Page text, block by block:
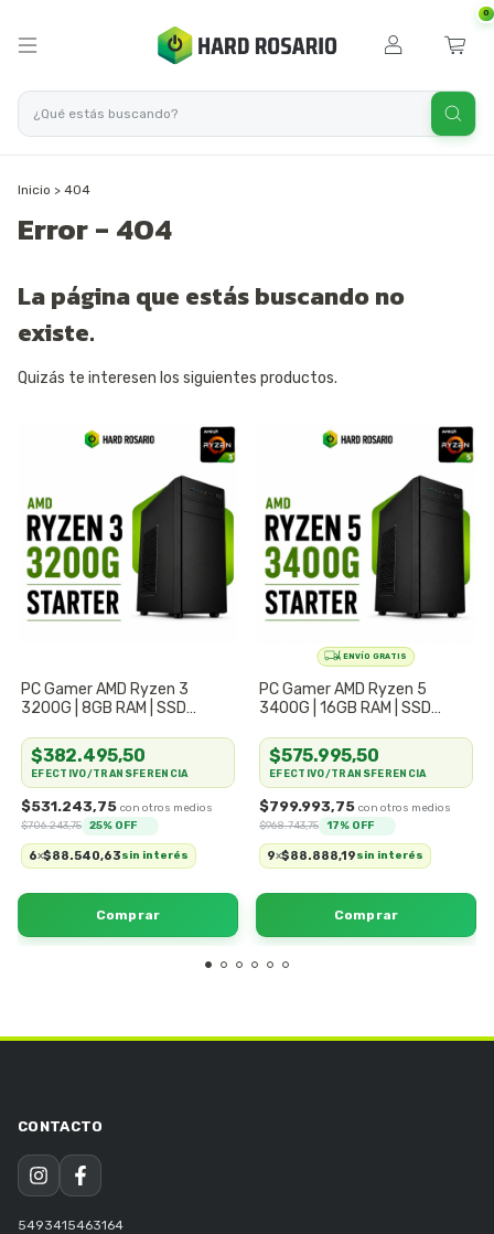
0
Inicio > 404
Error - 404
La página que estás buscando no
existe.
Quizás te interesen los siguientes productos.
PC Gamer AMD Ryzen 3
3200G | 8GB RAM | SSD
$531.243,75
$706.243,75 25% OFF
6x$88.540,63sin interés
$382.495,50
EFECTIVO/TRANSFERENCIA
PC Gamer AMD Ryzen 5
3400G | 16GB RAM | SSD
$799.993,75
$968.743,75 17% OFF
9x$88.888,19sin interés
$575.995,50
EFECTIVO/TRANSFERENCIA
5493415463164